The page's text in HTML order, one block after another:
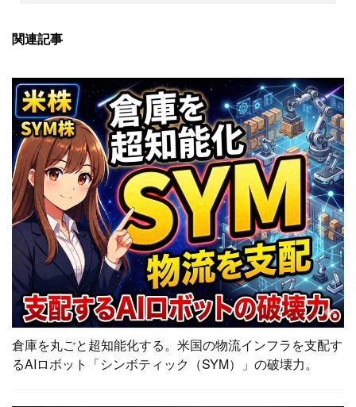
関連記事
倉庫を丸ごと超知能化する。米国の物流インフラを支配す
るAIロボット「シンボティック（SYM）」の破壊力。